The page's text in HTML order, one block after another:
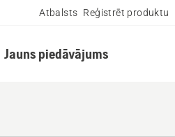
Atbalsts Reģistrēt produktu
Jauns piedāvājums